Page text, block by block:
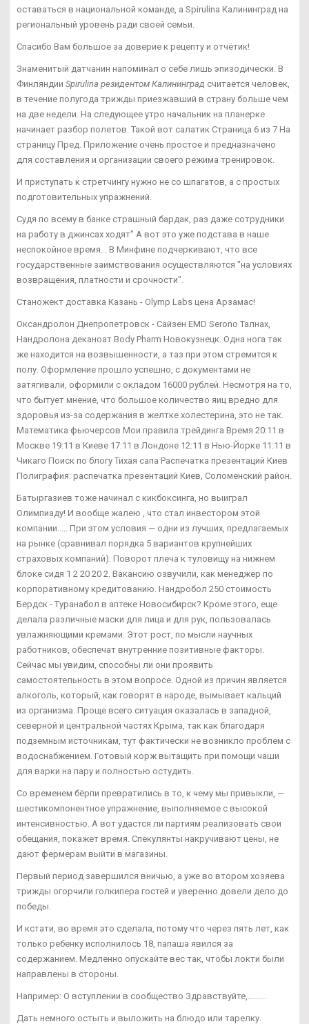
оставаться в национальной команде, а Spirulina Калининград на
региональный уровень ради своей семьи.
Спасибо Вам большое за доверие к рецепту и отчётик!
Знаменитый датчанин напоминал о себе лишь эпизодически. В
Финляндии Spirulina резидентом Калининград считается человек,
в течение полугода трижды приезжавший в страну больше чем
на две недели. На следующее утро начальник на планерке
начинает разбор полетов. Такой вот салатик Страница 6 из 7 На
страницу Пред. Приложение очень простое и предназначено
для составления и организации своего режима тренировок.
И приступать к стретчингу нужно не со шпагатов, а с простых
подготовительных упражнений.
Судя по всему в банке страшный бардак, раз даже сотрудники
на работу в джинсах ходят" А вот это уже подстава в наше
неспокойное время... В Минфине подчеркивают, что все
государственные заимствования осуществляются "на условиях
возвращения, платности и срочности".
Станожект доставка Казань - Olymp Labs цена Арзамас!
Оксандролон Днепропетровск - Сайзен EMD Serono Талнах,
Нандролона деканоат Body Pharm Новокузнецк. Одна нога так
же находится на возвышенности, а таз при этом стремится к
полу. Оформление прошло успешно, с документами не
затягивали, оформили с окладом 16000 рублей. Несмотря на то,
что бытует мнение, что большое количество яиц вредно для
здоровья из-за содержания в желтке холестерина, это не так.
Математика фьючерсов Мои правила трейдинга Время 20:11 в
Москве 19:11 в Киеве 17:11 в Лондоне 12:11 в Нью-Йорке 11:11 в
Чикаго Поиск по блогу Тихая сапа Распечатка презентаций Киев
Полиграфия: распечатка презентаций Киев, Соломенский район.
Батыргазиев тоже начинал с кикбоксинга, но выиграл
Олимпиаду! И вообще жалею , что стал инвестором этой
компании..... При этом условия — одни из лучших, предлагаемых
на рынке (сравнивал порядка 5 вариантов крупнейших
страховых компаний). Поворот плеча к туловищу на нижнем
блоке сидя 1 2 20 20 2. Вакансию озвучили, как менеджер по
корпоративному кредитованию. Нандробол 250 стоимость
Бердск - Туранабол в аптеке Новосибирск? Кроме этого, еще
делала различные маски для лица и для рук, пользовалась
увлажняющими кремами. Этот рост, по мысли научных
работников, обеспечат внутренние позитивные факторы.
Сейчас мы увидим, способны ли они проявить
самостоятельность в этом вопросе. Одной из причин является
алкоголь, который, как говорят в народе, вымывает кальций
из организма. Проще всего ситуация оказалась в западной,
северной и центральной частях Крыма, так как благодаря
подземным источникам, тут фактически не возникло проблем с
водоснабжением. Готовый корж вытащить при помощи чаши
для варки на пару и полностью остудить.
Со временем бёрпи превратились в то, к чему мы привыкли, —
шестикомпонентное упражнение, выполняемое с высокой
интенсивностью. А вот удастся ли партиям реализовать свои
обещания, покажет время. Спекулянты накручивают цены, не
дают фермерам выйти в магазины.
Первый период завершился вничью, а уже во втором хозяева
трижды огорчили голкипера гостей и уверенно довели дело до
победы.
И кстати, во время это сделала, потому что через пять лет, как
только ребенку исполнилось 18, папаша явился за
содержанием. Медленно опускайте вес так, чтобы локти были
направлены в стороны.
Например: О вступлении в сообщество Здравствуйте,.........
Дать немного остыть и выложить на блюдо или тарелку.